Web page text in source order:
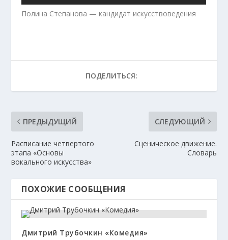
Полина Степанова — кандидат искусствоведения
ПОДЕЛИТЬСЯ:
ПРЕДЫДУЩИЙ
Расписание четвертого
этапа «Основы
вокального искусства»
СЛЕДУЮЩИЙ
Сценическое движение.
Словарь
ПОХОЖИЕ СООБЩЕНИЯ
Дмитрий Трубочкин «Комедия»